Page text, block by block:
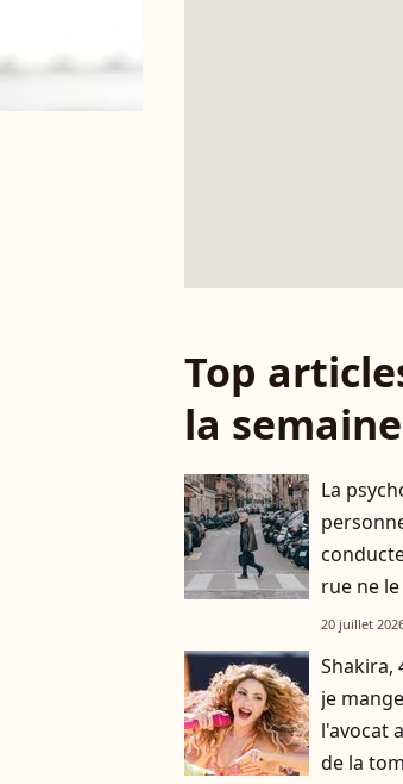
Top
la semaine
La
rue ne
par
20 juillet
Shakira,
je
l'avocat
de la